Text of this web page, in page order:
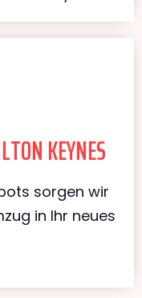
KEYNES
sorgen wir
in Ihr neues